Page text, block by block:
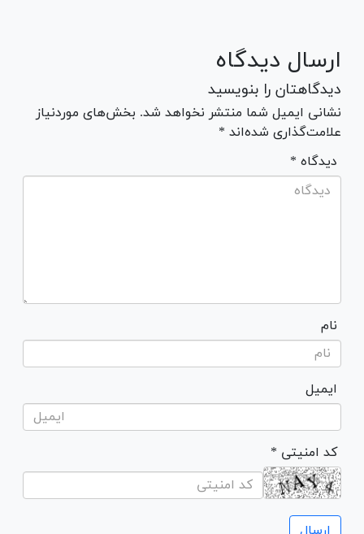
ارسال دیدگاه
دیدگاهتان را بنویسید
نشانی ایمیل شما منتشر نخواهد شد. بخش‌های موردنیاز
علامت‌گذاری شده‌اند *
* دیدگاه
نام
ایمیل
* کد امنیتی